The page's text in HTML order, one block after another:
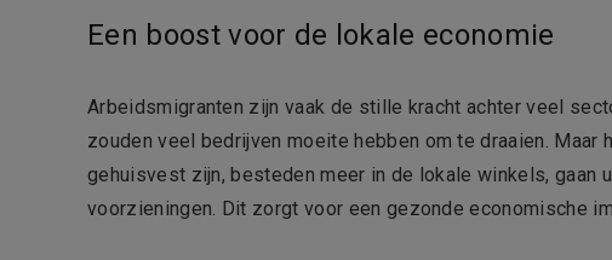
Een boost voor de lokale economie
Arbeidsmigranten zijn vaak de stille kracht achter veel
zouden veel bedrijven moeite hebben om te draaien.
gehuisvest zijn, besteden meer in de lokale winkels, gaan
voorzieningen. Dit zorgt voor een gezonde economische